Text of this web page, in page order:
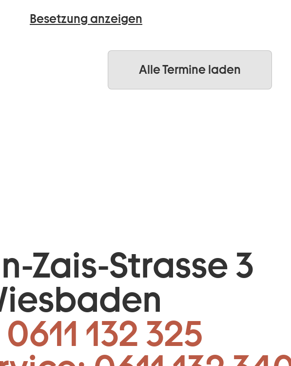
Besetzung anzeigen
Alle Termine laden
Zais-Strasse 3
0611 132 325